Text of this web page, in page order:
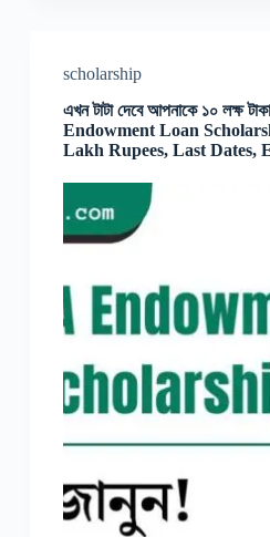
scholarship
এখন টাটা দেবে আপনাকে ১০ লক্ষ
Endowment Loan
Lakh Rupees, Last Dates,